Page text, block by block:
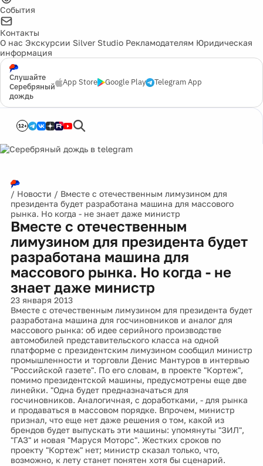
События
Контакты
О нас Экскурсии Silver Studio Рекламодателям Юридическая
информация
Слушайте
Серебряный
дождь
App Store Google Play Telegram App
12+
/ Новости / Вместе с отечественным лимузином для
президента будет разработана машина для массового
рынка. Но когда - не знает даже министр
Вместе с отечественным
лимузином для президента будет
разработана машина для
массового рынка. Но когда - не
знает даже министр
23 января 2013
Вместе с отечественным лимузином для президента будет
разработана машина для госчиновников и аналог для
массового рынка: об идее серийного производстве
автомобилей представительского класса на одной
платформе с президентским лимузином сообщил министр
промышленности и торговли Денис Мантуров в интервью
"Российской газете". По его словам, в проекте "Кортеж",
помимо президентской машины, предусмотрены еще две
линейки. "Одна будет предназначаться для
госчиновников. Аналогичная, с доработками, - для рынка
и продаваться в массовом порядке. Впрочем, министр
признал, что еще нет даже решения о том, какой из
брендов будет выпускать эти машины: упомянуты "ЗИЛ",
"ГАЗ" и новая "Маруся Моторс". Жестких сроков по
проекту "Кортеж" нет; министр сказал только, что,
возможно, к лету станет понятен хотя бы сценарий.